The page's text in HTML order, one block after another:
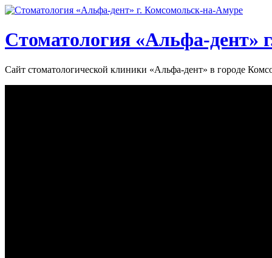
Стоматология «‎Альфа-дент»‎
Сайт стоматологической клиники «‎Альфа-дент» в городе